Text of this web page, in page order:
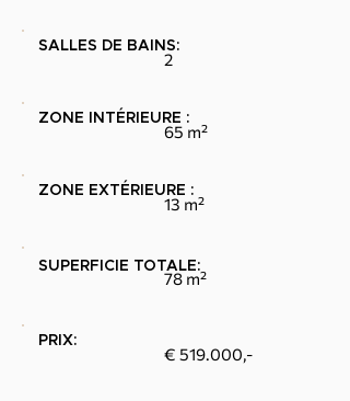
SALLES DE BAINS:
2
ZONE INTÉRIEURE :
65 m²
ZONE EXTÉRIEURE :
13 m²
SUPERFICIE TOTALE:
78 m²
PRIX:
€ 519.000,-